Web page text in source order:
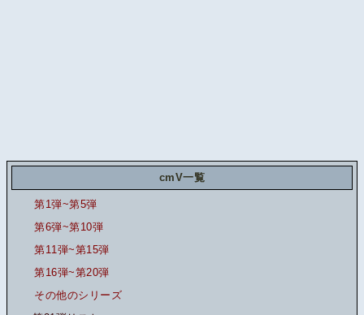
cmV一覧
第1弾~第5弾
第6弾~第10弾
第11弾~第15弾
第16弾~第20弾
その他のシリーズ